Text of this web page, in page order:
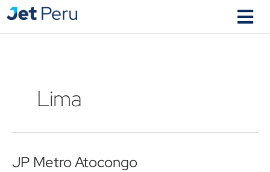
contenido
Lima
JP Metro Atocongo
JP